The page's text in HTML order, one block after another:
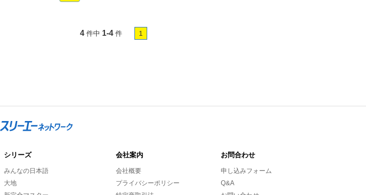
4 件中 1-4 件 1
シリーズ
みんなの日本語
大地
会社案内
会社概要
プライバシーポリシー
お問合わせ
申し込みフォーム
Q&A